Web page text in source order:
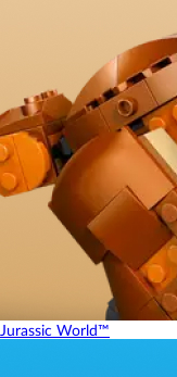
Jurassic World™